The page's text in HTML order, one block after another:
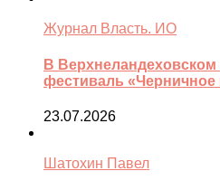
Журнал Власть. ИО
В
фестиваль «Черничное
23.07.2026
Шатохин Павел